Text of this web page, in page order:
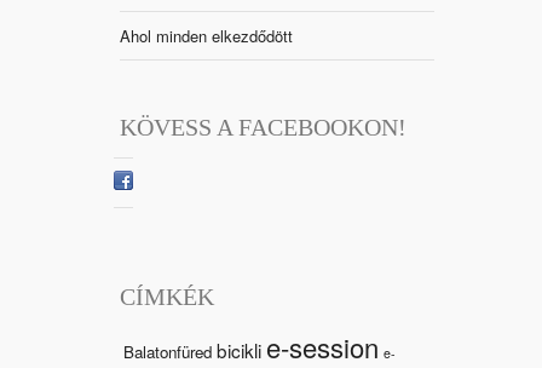
Ahol minden elkezdődött
KÖVESS A FACEBOOKON!
CÍMKÉK
Balatonfüred bicikli e-session e-